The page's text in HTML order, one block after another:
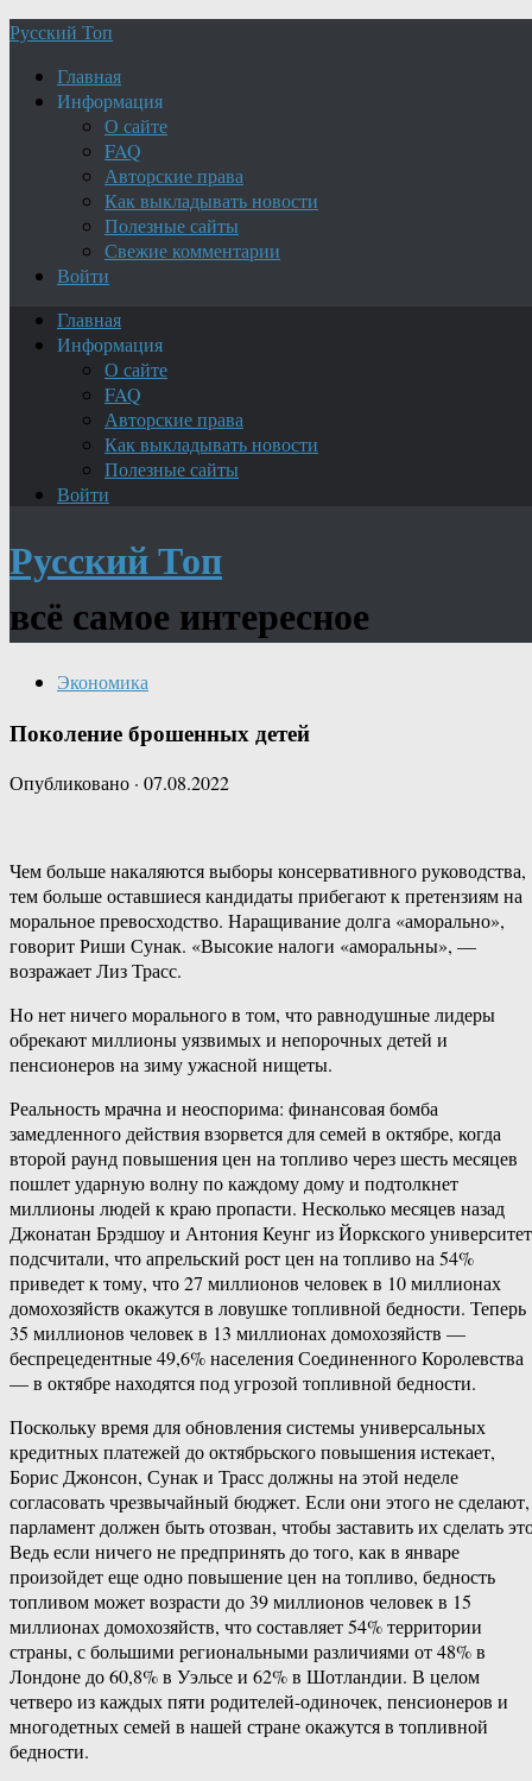
Русский Топ
Главная
Информация
О сайте
FAQ
Авторские права
Как выкладывать новости
Полезные сайты
Свежие комментарии
Войти
Главная
Информация
О сайте
FAQ
Авторские права
Как выкладывать новости
Полезные сайты
Войти
Русский Топ
всё самое интересное
Экономика
Поколение брошенных детей
Опубликовано · 07.08.2022
Чем больше накаляются выборы консервативного руководства,
тем больше оставшиеся кандидаты прибегают к претензиям на
моральное превосходство. Наращивание долга «аморально»,
говорит Риши Сунак. «Высокие налоги «аморальны», —
возражает Лиз Трасс.
Но нет ничего морального в том, что равнодушные лидеры
обрекают миллионы уязвимых и непорочных детей и
пенсионеров на зиму ужасной нищеты.
Реальность мрачна и неоспорима: финансовая бомба
замедленного действия взорвется для семей в октябре, когда
второй раунд повышения цен на топливо через шесть месяцев
пошлет ударную волну по каждому дому и подтолкнет
миллионы людей к краю пропасти. Несколько месяцев назад
Джонатан Брэдшоу и Антония Кеунг из Йоркского
подсчитали, что апрельский рост цен на топливо на 54%
приведет к тому, что 27 миллионов человек в 10 миллионах
домохозяйств окажутся в ловушке топливной бедности. Теперь
35 миллионов человек в 13 миллионах домохозяйств —
беспрецедентные 49,6% населения Соединенного Королевства
— в октябре находятся под угрозой топливной бедности.
Поскольку время для обновления системы универсальных
кредитных платежей до октябрьского повышения истекает,
Борис Джонсон, Сунак и Трасс должны на этой неделе
согласовать чрезвычайный бюджет. Если они этого не сделают,
парламент должен быть отозван, чтобы заставить их сделать
Ведь если ничего не предпринять до того, как в январе
произойдет еще одно повышение цен на топливо, бедность
топливом может возрасти до 39 миллионов человек в 15
миллионах домохозяйств, что составляет 54% территории
страны, с большими региональными различиями от 48% в
Лондоне до 60,8% в Уэльсе и 62% в Шотландии. В целом
четверо из каждых пяти родителей-​одиночек, пенсионеров и
многодетных семей в нашей стране окажутся в топливной
бедности.